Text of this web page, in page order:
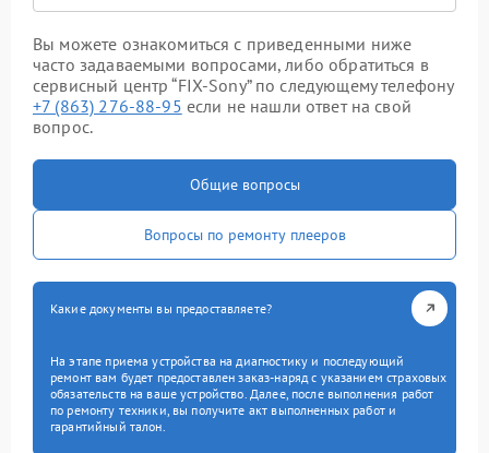
Вы можете ознакомиться с приведенными ниже
часто задаваемыми вопросами, либо обратиться в
сервисный центр “FIX-Sony” по следующему телефону
+7 (863) 276-88-95 если не нашли ответ на свой
вопрос.
Общие вопросы
Вопросы по ремонту плееров
Какие документы вы предоставляете?
На этапе приема устройства на диагностику и последующий
ремонт вам будет предоставлен заказ-наряд с указанием страховых
обязательств на ваше устройство. Далее, после выполнения работ
по ремонту техники, вы получите акт выполненных работ и
гарантийный талон.